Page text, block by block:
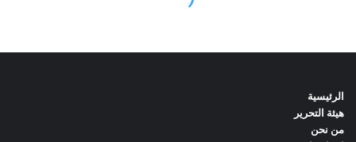
الرئيسية
هيئة التحرير
من نحن